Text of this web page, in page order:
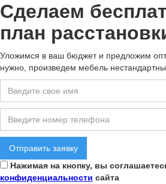
Сделаем
план
Уложимся в ваш бюджет и предложим
нужно, произведем мебель
Нажимая на кнопку, вы
конфиденциальности сайта